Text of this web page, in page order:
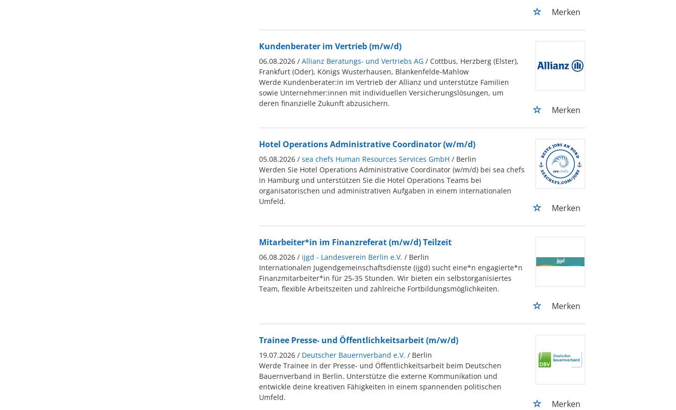
Merken
Kundenberater im Vertrieb (m/w/d)
06.08.2026 / Allianz Beratungs- und Vertriebs AG / Cottbus, Herzberg (Elster),
Frankfurt (Oder), Königs Wusterhausen, Blankenfelde-Mahlow
Werde Kundenberater:in im Vertrieb der Allianz und unterstütze Familien
sowie Unternehmer:innen mit individuellen Versicherungslösungen, um
deren finanzielle Zukunft abzusichern.
Merken
Hotel Operations Administrative Coordinator (w/m/d)
05.08.2026 / sea chefs Human Resources Services GmbH / Berlin
Werden Sie Hotel Operations Administrative Coordinator (w/m/d) bei sea chefs
in Hamburg und unterstützen Sie die Hotel Operations Teams bei
organisatorischen und administrativen Aufgaben in einem internationalen
Umfeld.
Merken
Mitarbeiter*in im Finanzreferat (m/w/d) Teilzeit
06.08.2026 / ijgd - Landesverein Berlin e.V. / Berlin
Internationalen Jugendgemeinschaftsdienste (ijgd) sucht eine*n engagierte*n
Finanzmitarbeiter*in für 25-35 Stunden. Wir bieten ein selbstorganisiertes
Team, flexible Arbeitszeiten und zahlreiche Fortbildungsmöglichkeiten.
Merken
Trainee Presse- und Öffentlichkeitsarbeit (m/w/d)
19.07.2026 / Deutscher Bauernverband e.V. / Berlin
Werde Trainee in der Presse- und Öffentlichkeitsarbeit beim Deutschen
Bauernverband in Berlin. Unterstütze die externe Kommunikation und
entwickle deine kreativen Fähigkeiten in einem spannenden politischen
Umfeld.
Merken